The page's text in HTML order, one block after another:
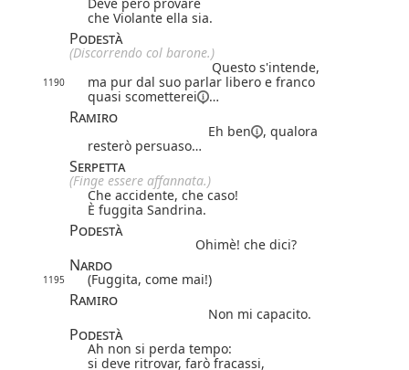
che Violante ella sia.
Podestà
(Discorrendo col barone.)
Questo s'intende,
1190
ma pur dal suo parlar libero e franco
quasi scometterei …
Ramiro
Eh ben
, qualora
resterò persuaso…
Serpetta
(Finge essere affannata.)
Che accidente, che caso!
È fuggita Sandrina.
Podestà
Ohimè! che dici?
Nardo
1195 (Fuggita, come mai!)
Ramiro
Non mi capacito.
Podestà
Ah non si perda tempo:
si deve ritrovar, farò fracassi,